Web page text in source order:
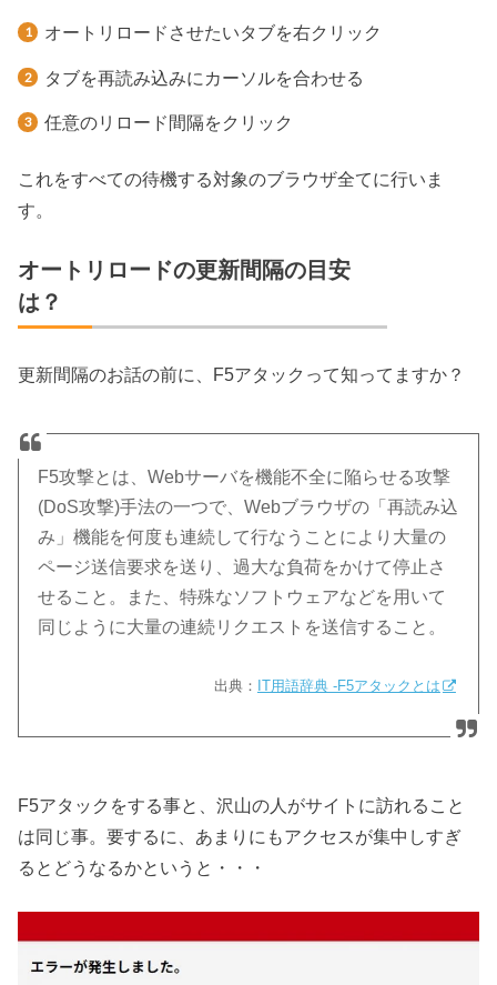
オートリロードさせたいタブを右クリック
タブを再読み込みにカーソルを合わせる
任意のリロード間隔をクリック
これをすべての待機する対象のブラウザ全てに行いま
す。
オートリロードの更新間隔の目安
は？
更新間隔のお話の前に、F5アタックって知ってますか？
F5攻撃とは、Webサーバを機能不全に陥らせる攻撃
(DoS攻撃)手法の一つで、Webブラウザの「再読み込
み」機能を何度も連続して行なうことにより大量の
ページ送信要求を送り、過大な負荷をかけて停止さ
せること。また、特殊なソフトウェアなどを用いて
同じように大量の連続リクエストを送信すること。
出典： IT用語辞典 -F5アタックとは
F5アタックをする事と、沢山の人がサイトに訪れること
は同じ事。要するに、あまりにもアクセスが集中しすぎ
るとどうなるかというと・・・